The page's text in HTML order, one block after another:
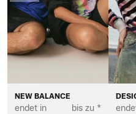
NEW BALANCE
endet in bis zu *